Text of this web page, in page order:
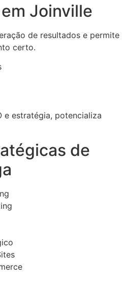
Joinville
de resultados e permite
certo.
e estratégia, potencializa
de